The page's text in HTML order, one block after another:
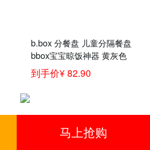
b.box 分餐盘 儿童分隔餐盘
bbox宝宝晾饭神器 黄灰色
到手价¥ 82.90
马上抢购